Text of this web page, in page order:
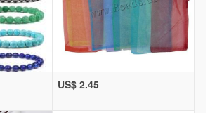
US$ 2.45